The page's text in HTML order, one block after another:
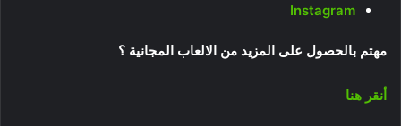
Instagram
مهتم بالحصول على المزيد من الالعاب المجانية ؟
أنقر هنا